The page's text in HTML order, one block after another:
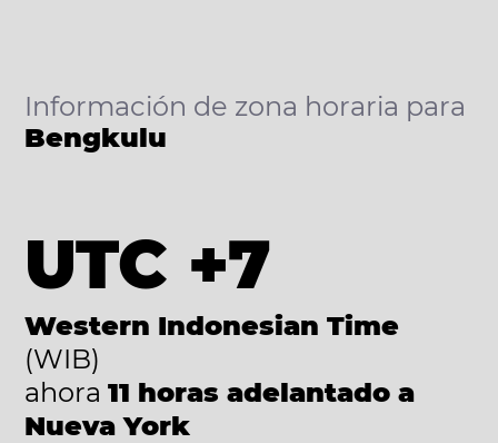
Información de zona horaria para
Bengkulu
UTC +7
Western Indonesian Time
(WIB)
ahora 11 horas adelantado a
Nueva York